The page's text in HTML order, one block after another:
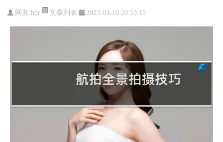
网友:hpr 文章列表 2023-03-10 20:53:15